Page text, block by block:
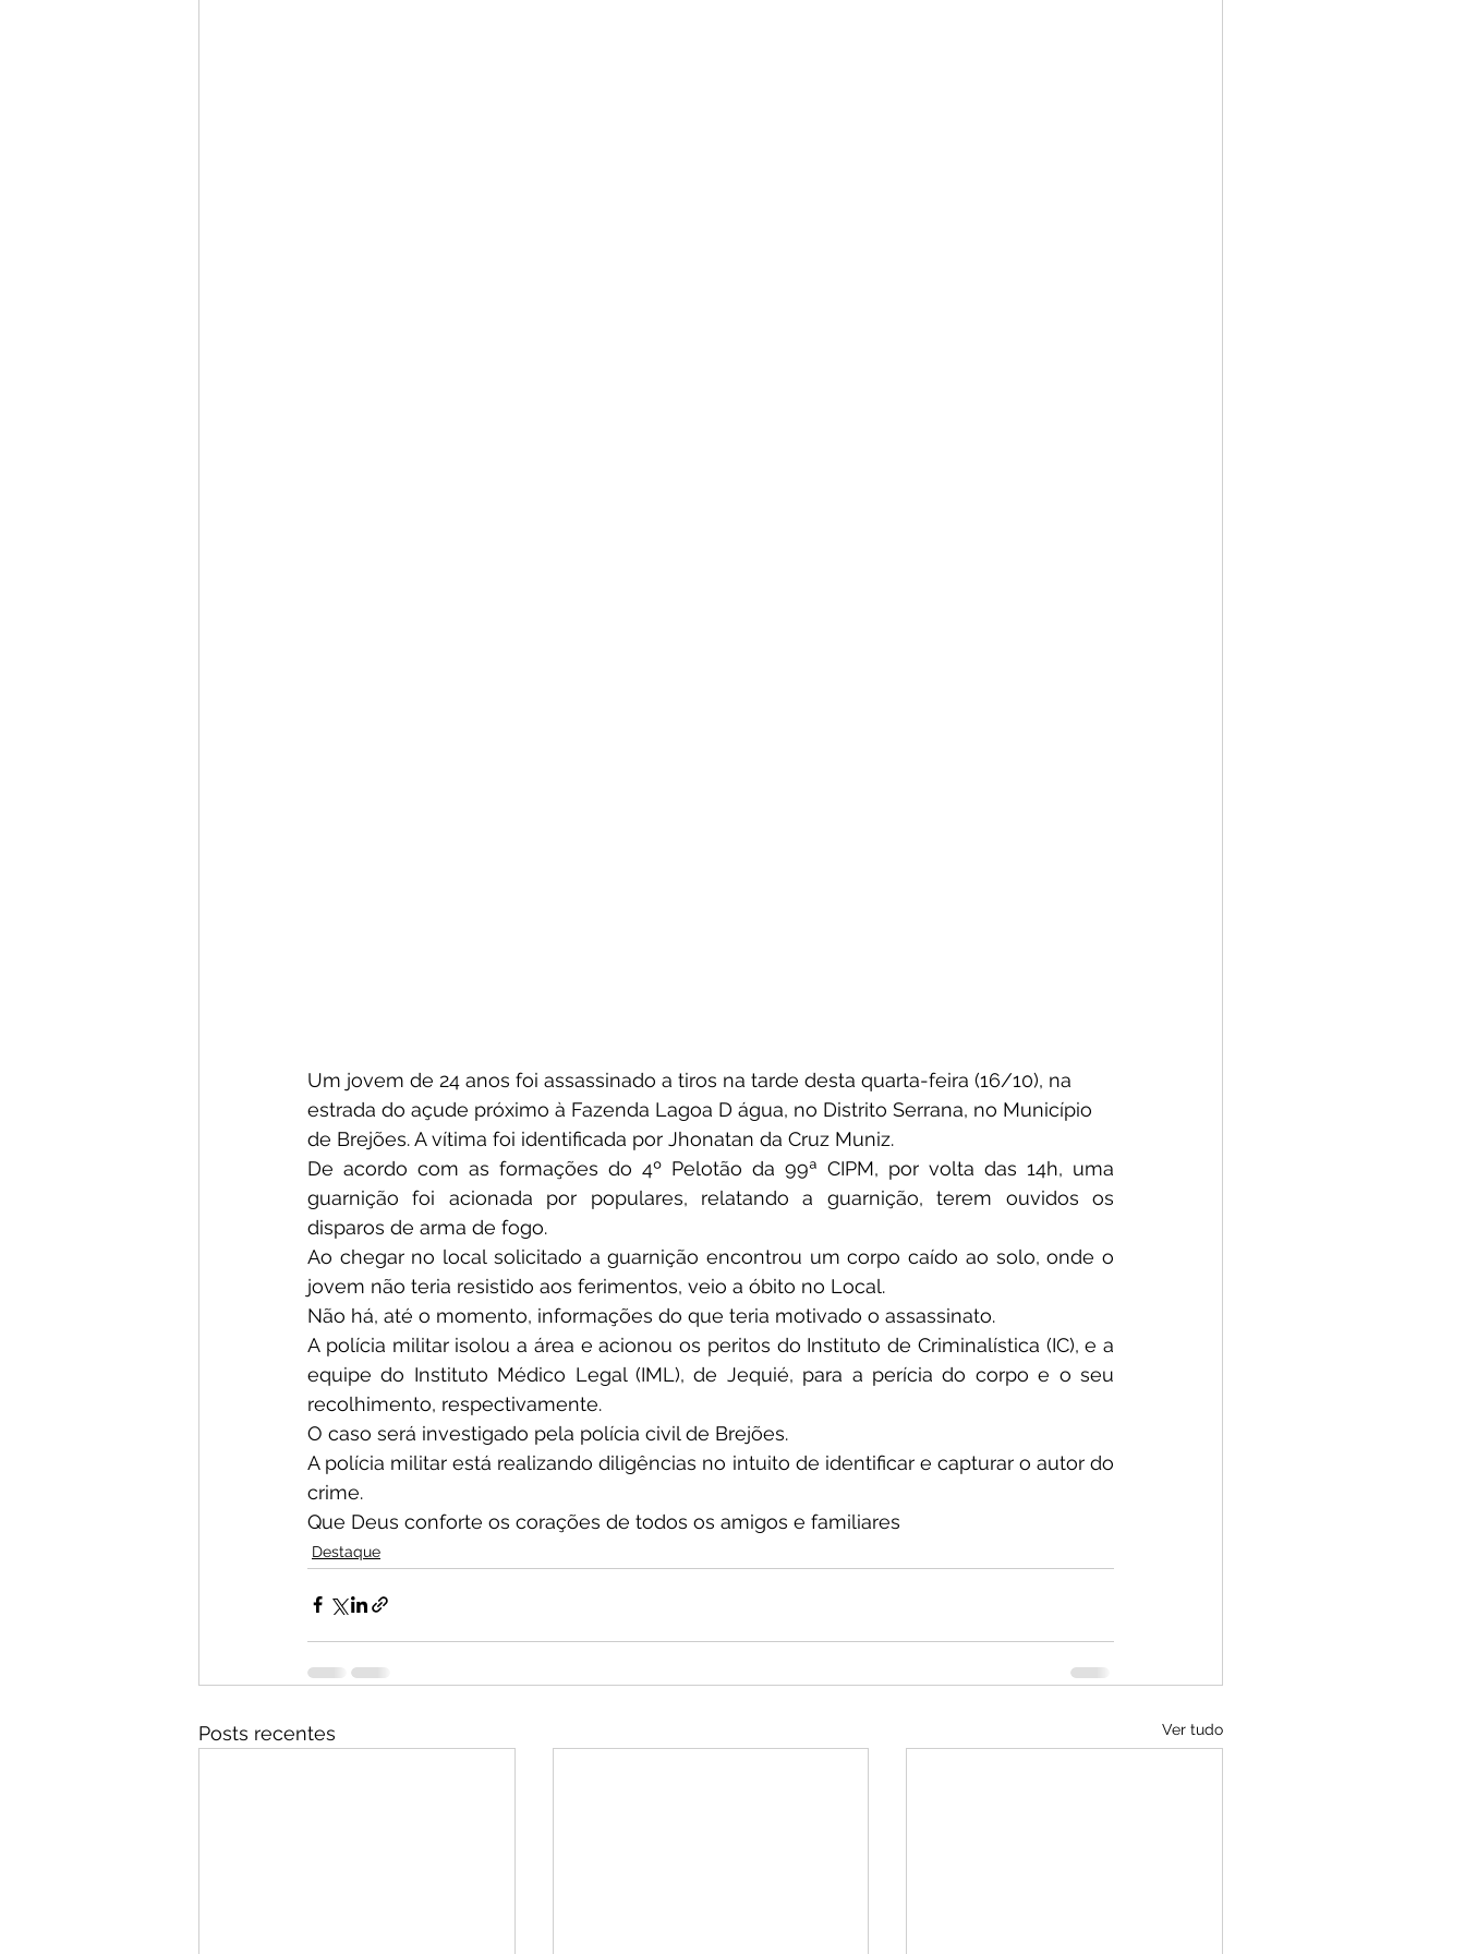
Um jovem de 24 anos foi assassinado a tiros na tarde desta quarta-feira (16/10), na
estrada do açude próximo à Fazenda Lagoa D água, no Distrito Serrana, no Município
de Brejões. A vítima foi identificada por Jhonatan da Cruz Muniz.
De acordo com as formações do 4º Pelotão da 99ª CIPM, por volta das 14h, uma
guarnição foi acionada por populares, relatando a guarnição, terem ouvidos os
disparos de arma de fogo.
Ao chegar no local solicitado a guarnição encontrou um corpo caído ao solo, onde o
jovem não teria resistido aos ferimentos, veio a óbito no Local.
Não há, até o momento, informações do que teria motivado o assassinato.
A polícia militar isolou a área e acionou os peritos do Instituto de Criminalística (IC), e a
equipe do Instituto Médico Legal (IML), de Jequié, para a perícia do corpo e o seu
recolhimento, respectivamente.
O caso será investigado pela polícia civil de Brejões.
A polícia militar está realizando diligências no intuito de identificar e capturar o autor do
crime.
Que Deus conforte os corações de todos os amigos e familiares
Destaque
Posts recentes Ver tudo